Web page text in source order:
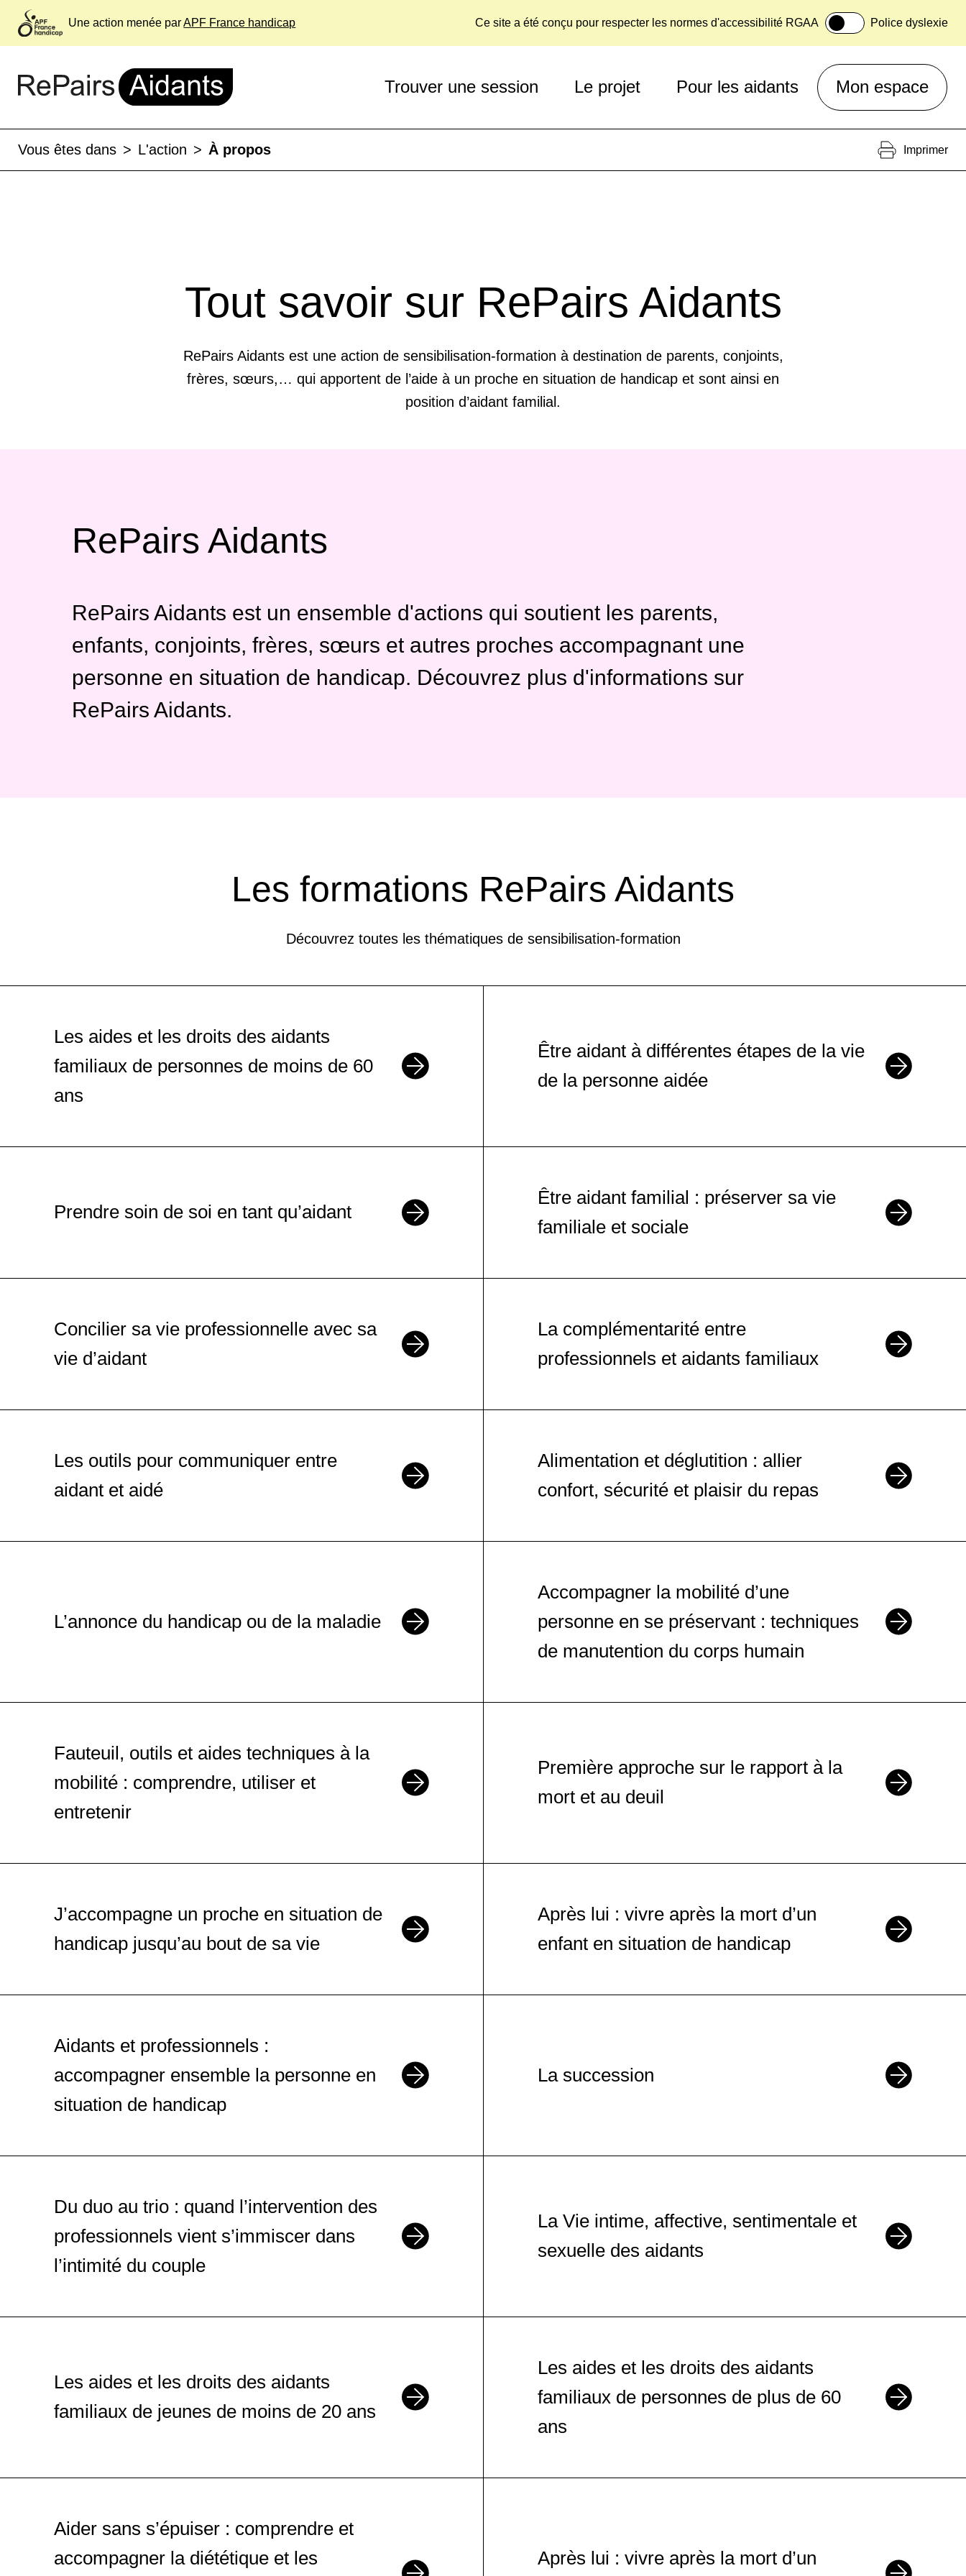
Une action menée parAPF France handicap Ce site a été conçu pour respecter les normes d'accessibilité RGAA Police dyslexie
Trouver une session Le projet Pour les aidants Mon espace
Vous êtes dans > L'action > À propos Imprimer
Tout savoir sur RePairs Aidants
RePairs Aidants est une action de sensibilisation-formation à destination de parents, conjoints,
frères, sœurs,… qui apportent de l’aide à un proche en situation de handicap et sont ainsi en
position d’aidant familial.
RePairs Aidants
RePairs Aidants est un ensemble d'actions qui soutient les parents,
enfants, conjoints, frères, sœurs et autres proches accompagnant une
personne en situation de handicap. Découvrez plus d'informations sur
RePairs Aidants.
Les formations RePairs Aidants
Découvrez toutes les thématiques de sensibilisation-formation
Les aides et les droits des aidants
familiaux de personnes de moins de 60
ans
Être aidant à différentes étapes de la vie
de la personne aidée
Prendre soin de soi en tant qu’aidant
Être aidant familial : préserver sa vie
familiale et sociale
Concilier sa vie professionnelle avec sa
vie d’aidant
La complémentarité entre
professionnels et aidants familiaux
Les outils pour communiquer entre
aidant et aidé
Alimentation et déglutition : allier
confort, sécurité et plaisir du repas
L’annonce du handicap ou de la maladie
Accompagner la mobilité d’une
personne en se préservant : techniques
de manutention du corps humain
Fauteuil, outils et aides techniques à la
mobilité : comprendre, utiliser et
entretenir
Première approche sur le rapport à la
mort et au deuil
J’accompagne un proche en situation de
handicap jusqu’au bout de sa vie
Après lui : vivre après la mort d’un
enfant en situation de handicap
Aidants et professionnels :
accompagner ensemble la personne en
situation de handicap
La succession
Du duo au trio : quand l’intervention des
professionnels vient s’immiscer dans
l’intimité du couple
La Vie intime, affective, sentimentale et
sexuelle des aidants
Les aides et les droits des aidants
familiaux de jeunes de moins de 20 ans
Les aides et les droits des aidants
familiaux de personnes de plus de 60
ans
Aider sans s’épuiser : comprendre et
accompagner la diététique et les
Après lui : vivre après la mort d’un